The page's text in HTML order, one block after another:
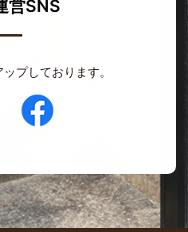
営SNS
プしております。